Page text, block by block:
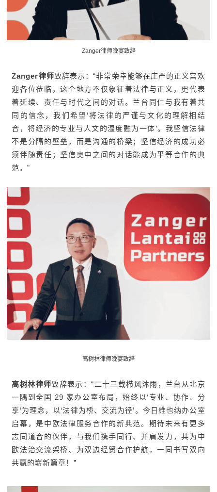
Zanger律师晚宴致辞
Zanger律师致辞表示：“非常荣幸能够在庄严的正义宫欢
迎各位莅临，这个地方不仅象征着法律与正义，更代表
着延续、责任与时代之间的对话。兰台同仁与我有着共
同的信念，我们希望‘将法律的严谨与文化的理解相结
合，将经济的专业与人文的温度融为一体’。我坚信法律
不是分隔的壁垒，而是沟通的桥梁；坚信经济的成功必
须伴随责任；坚信奥中之间的对话能成为平等合作的典
范。”
高树林律师晚宴致辞
高树林律师致辞表示：“二十三载栉风沐雨，兰台从北京
一隅到全国 29 家办公室布局，始终以‘专业、协作、分
享’为理念，以‘法律为桥、交流为径’。今日维也纳办公室
启幕，是中欧法律服务合作的新典范。期待未来有更多
志同道合的伙伴，与我们携手同行、并肩发力，共为中
欧法治交流架桥、为双边经贸合作护航，一同书写双向
共赢的崭新篇章！”